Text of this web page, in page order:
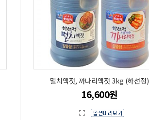
멸치액젓, 까나리액젓 3kg (하선정)
16,600원